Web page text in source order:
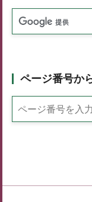
ページ番号か